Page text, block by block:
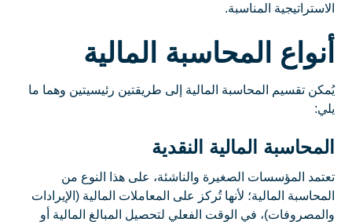
الاستراتيجية المناسبة.
أنواع المحاسبة المالية
يُمكن تقسيم المحاسبة المالية إلى طريقتين رئيسيتين وهما ما
يلي:
المحاسبة المالية النقدية
تعتمد المؤسسات الصغيرة والناشئة، على هذا النوع من
المحاسبة المالية؛ لأنها تُركز على المعاملات المالية (الإيرادات
والمصروفات)، في الوقت الفعلي لتحصيل المبالغ المالية أو